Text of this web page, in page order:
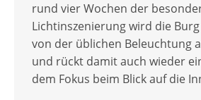
rund vier Wochen der
Lichtinszenierung wird die
von der üblichen Beleuchtung
und rückt damit auch wieder
dem Fokus beim Blick auf die